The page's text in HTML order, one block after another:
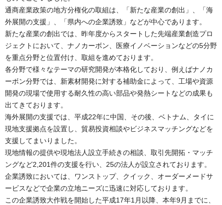
通商産業政策の地方分権化の取組は、「新たな産業の創出」、「海
外展開の支援」、「県内への企業誘致」などが中心であります。
新たな産業の創出では、昨年度からスタートした先端産業創造プロ
ジェクトにおいて、ナノカーボン、医療イノベーションなどの5分野
を重点分野と位置付け、取組を進めております。
各分野で様々なテーマの研究開発が本格化しており、例えばナノカ
ーボン分野では、新素材開発に対する補助金によって、工場や資源
開発の現場で使用する耐久性の高い部品や発熱シートなどの成果も
出てきております。
海外展開の支援では、平成22年に中国、その後、ベトナム、タイに
現地支援拠点を設置し、貿易投資相談やビジネスマッチングなどを
支援してまいりました。
現地情報の提供や現地法人設立手続きの相談、取引先開拓・マッチ
ングなど2,201件の支援を行い、25の法人が設立されております。
企業誘致においては、ワンストップ、クイック、オーダーメードサ
ービスなどで企業の立地ニーズに迅速に対応しております。
この企業誘致大作戦を開始した平成17年1月以降、本年9月までに、